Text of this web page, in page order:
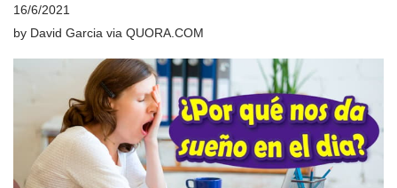
16/6/2021
by David Garcia via QUORA.COM